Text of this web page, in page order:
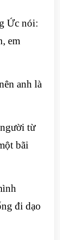
Ức nói:
em
anh là
từ
bãi
đi dạo